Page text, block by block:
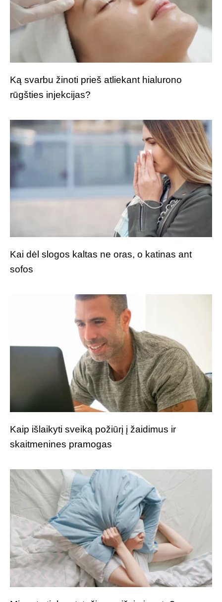
Ką svarbu žinoti prieš atliekant hialurono
rūgšties injekcijas?
Kai dėl slogos kaltas ne oras, o katinas ant
sofos
Kaip išlaikyti sveiką požiūrį į žaidimus ir
skaitmenines pramogas